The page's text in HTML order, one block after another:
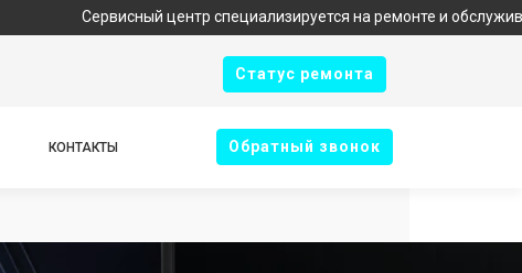
Сервисный центр специализируется на ремонте и обслуживании
Cтатус ремонта
КОНТАКТЫ Oбратный звонок